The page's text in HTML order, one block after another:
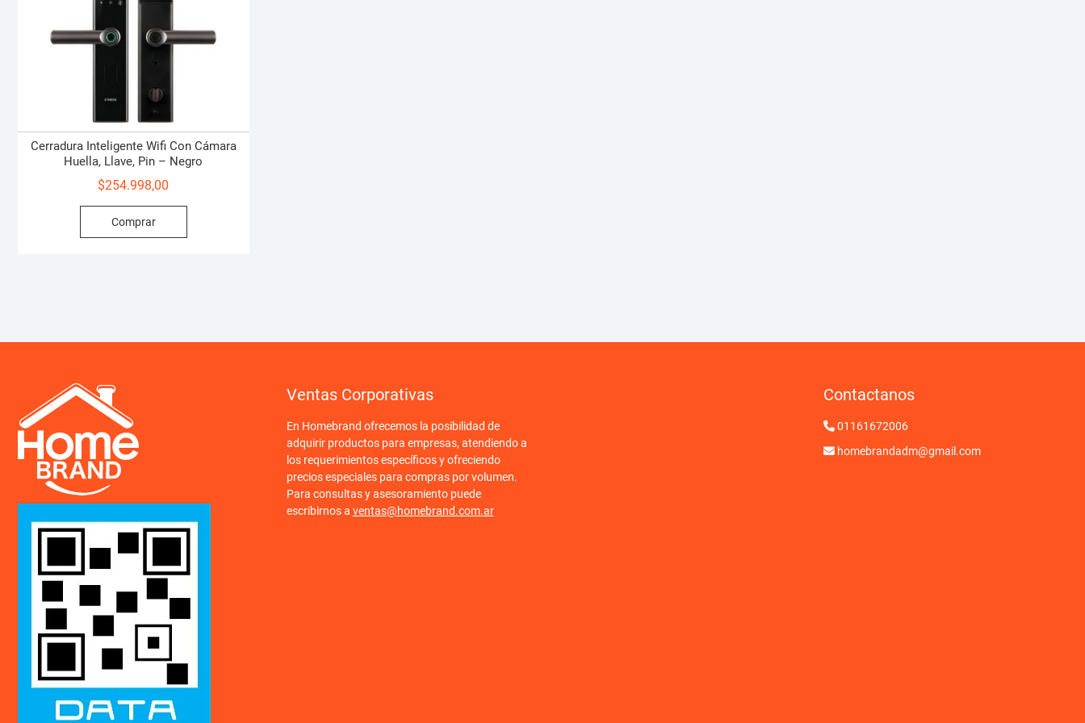
Cerradura Inteligente Wifi Con Cámara
Huella, Llave, Pin – Negro
$254.998,00
Comprar
Ventas Corporativas
En Homebrand ofrecemos la posibilidad de
adquirir productos para empresas, atendiendo a
los requerimientos específicos y ofreciendo
precios especiales para compras por volumen.
Para consultas y asesoramiento puede
escribirnos a ventas@homebrand.com.ar
Contactanos
01161672006
homebrandadm@gmail.com